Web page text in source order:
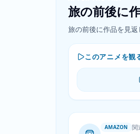
旅の前後に
旅の前後に作品を見返
このアニメを観
AMAZON 関